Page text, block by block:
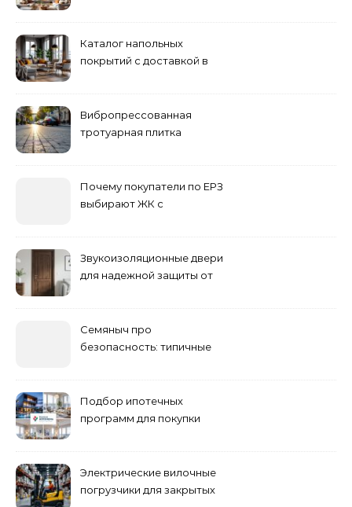
Каталог напольных
покрытий с доставкой в
Вибропрессованная
тротуарная плитка
Почему покупатели по ЕРЗ
выбирают ЖК с
Звукоизоляционные двери
для надежной защиты от
Семяныч про
безопасность: типичные
Подбор ипотечных
программ для покупки
Электрические вилочные
погрузчики для закрытых